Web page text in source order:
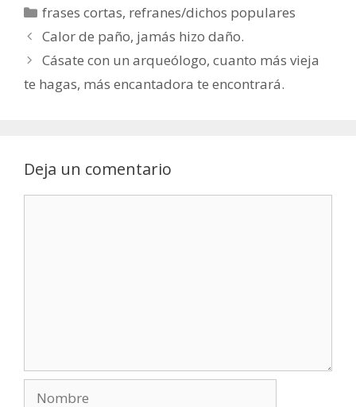
Categorías
frases cortas, refranes/dichos populares
Calor de paño, jamás hizo daño.
Cásate con un arqueólogo, cuanto más vieja
te hagas, más encantadora te encontrará.
Deja un comentario